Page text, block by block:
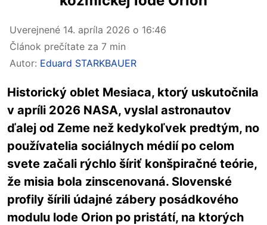
Uverejnené 14. apríla 2026 o 16:46
Článok prečítate za 7 min
Autor: Eduard STARKBAUER
Historický oblet Mesiaca, ktorý uskutočnila
v apríli 2026 NASA, vyslal astronautov
ďalej od Zeme než kedykoľvek predtým, no
používatelia sociálnych médií po celom
svete začali rýchlo šíriť konšpiračné teórie,
že misia bola zinscenovaná. Slovenské
profily šírili údajné zábery posádkového
modulu lode Orion po pristátí, na ktorých